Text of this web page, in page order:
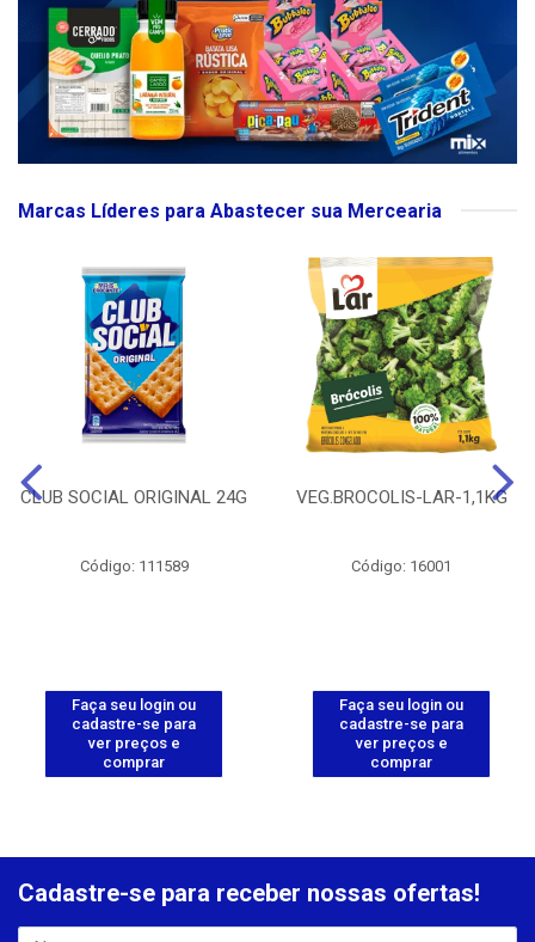
Marcas Líderes para Abastecer sua Mercearia
CLUB SOCIAL ORIGINAL 24G
Código: 111589
Faça seu login ou
cadastre-se para
ver preços e
comprar
VEG.BROCOLIS-LAR-1,1KG
Código: 16001
Faça seu login ou
cadastre-se para
ver preços e
comprar
Cadastre-se para receber nossas ofertas!